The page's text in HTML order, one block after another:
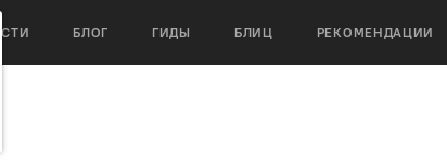
БЛОГ ГИДЫ БЛИЦ РЕКОМЕНДАЦИИ